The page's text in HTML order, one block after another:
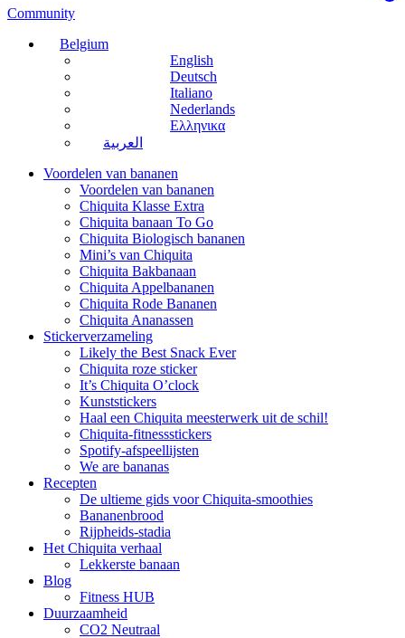
Community
Belgium
English
Deutsch
Italiano
Nederlands
Ελληνικα
العربية
Voordelen van bananen
Voordelen van bananen
Chiquita Klasse Extra
Chiquita banaan To Go
Chiquita Biologisch bananen
Mini’s van Chiquita
Chiquita Bakbanaan
Chiquita Appelbananen
Chiquita Rode Bananen
Chiquita Ananassen
Stickerverzameling
Likely the Best Snack Ever
Chiquita roze sticker
It’s Chiquita O’clock
Kunststickers
Haal een Chiquita meesterwerk uit de schil!
Chiquita-fitnessstickers
Spotify-afspeellijsten
We are bananas
Recepten
De ultieme gids voor Chiquita-smoothies
Bananenbrood
Rijpheids-stadia
Het Chiquita verhaal
Lekkerste banaan
Blog
Fitness HUB
Duurzaamheid
CO2 Neutraal